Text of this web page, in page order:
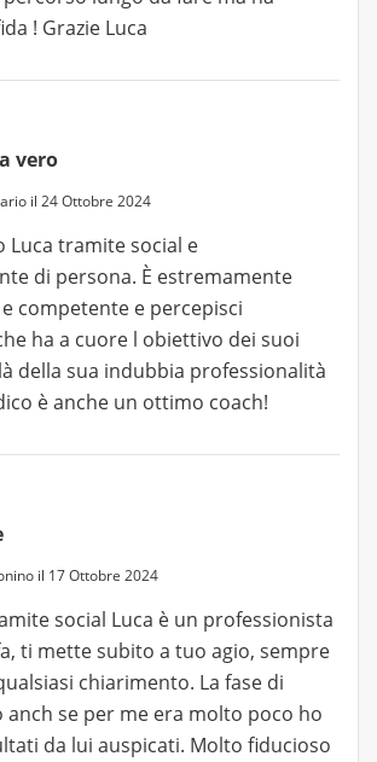
! Grazie Luca
vero
il 24 Ottobre 2024
Luca tramite social e
di persona. È estremamente
competente e percepisci
ha a cuore l obiettivo dei suoi
della sua indubbia professionalità
è anche un ottimo coach!
il 17 Ottobre 2024
social Luca è un professionista
ti mette subito a tuo agio, sempre
chiarimento. La fase di
se per me era molto poco ho
da lui auspicati. Molto fiducioso